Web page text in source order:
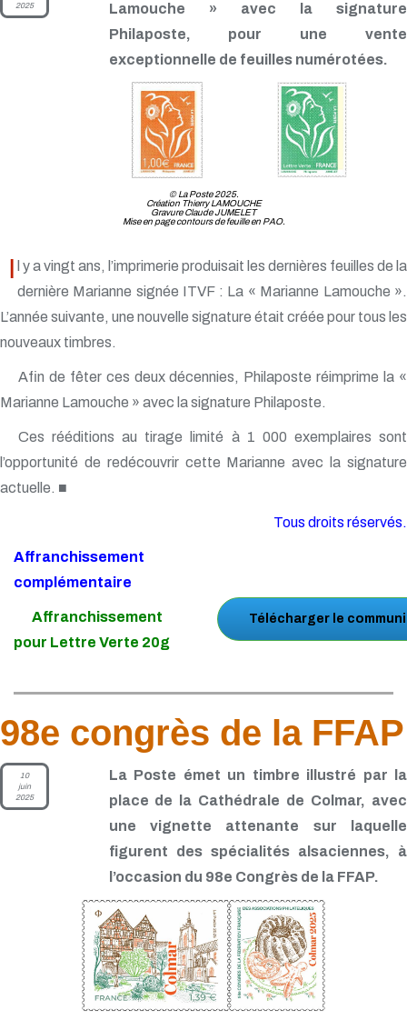
2025
Lamouche » avec la signature
Philaposte, pour une vente
exceptionnelle de feuilles numérotées.
© La Poste 2025.
Création Thierry LAMOUCHE
Gravure Claude JUMELET
Mise en page contours de feuille en PAO.
I l y a vingt ans, l’imprimerie produisait les dernières feuilles de la
dernière Marianne signée ITVF : La « Marianne Lamouche ».
L’année suivante, une nouvelle signature était créée pour tous les
nouveaux timbres.
Afin de fêter ces deux décennies, Philaposte réimprime la «
Marianne Lamouche » avec la signature Philaposte.
Ces rééditions au tirage limité à 1 000 exemplaires sont
l’opportunité de redécouvrir cette Marianne avec la signature
actuelle. ■
Tous droits réservés.
Affranchissement
complémentaire
Affranchissement
pour Lettre Verte 20g
Télécharger le
98e congrès de la FFAP
10
juin
2025
La Poste émet un timbre illustré par la
place de la Cathédrale de Colmar, avec
une vignette attenante sur laquelle
figurent des spécialités alsaciennes, à
l’occasion du 98e Congrès de la FFAP.